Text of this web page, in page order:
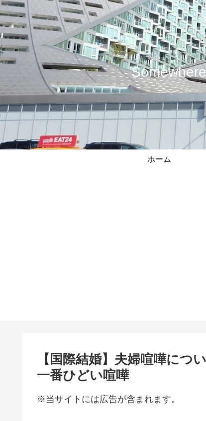
ホーム
【国際結婚】夫婦喧嘩につ
一番ひどい喧嘩
※当サイトには広告が含まれます。